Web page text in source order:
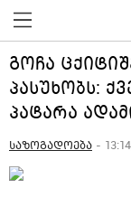
გოჩა
პასუხობს:
პატარა
საზოგადოება -